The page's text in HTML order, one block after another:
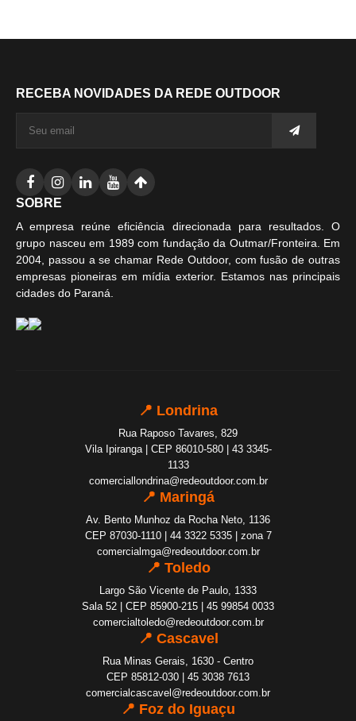
RECEBA NOVIDADES DA REDE OUTDOOR
SOBRE
A empresa reúne eficiência direcionada para resultados. O
grupo nasceu em 1989 com fundação da Outmar/Fronteira. Em
2004, passou a se chamar Rede Outdoor, com fusão de outras
empresas pioneiras em mídia exterior. Estamos nas principais
cidades do Paraná.
📍 Londrina
Rua Raposo Tavares, 829
Vila Ipiranga | CEP 86010-580 | 43 3345-
1133
comerciallondrina@redeoutdoor.com.br
📍 Maringá
Av. Bento Munhoz da Rocha Neto, 1136
CEP 87030-1110 | 44 3322 5335 | zona 7
comercialmga@redeoutdoor.com.br
📍 Toledo
Largo São Vicente de Paulo, 1333
Sala 52 | CEP 85900-215 | 45 99854 0033
comercialtoledo@redeoutdoor.com.br
📍 Cascavel
Rua Minas Gerais, 1630 - Centro
CEP 85812-030 | 45 3038 7613
comercialcascavel@redeoutdoor.com.br
📍 Foz do Iguaçu